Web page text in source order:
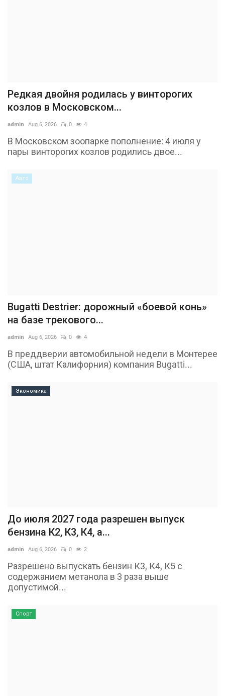
Редкая двойня родилась у винторогих
козлов в Московском...
admin Aug 6, 2026 0 4
В Московском зоопарке пополнение: 4 июля у
пары винторогих козлов родились двое...
Авто
Bugatti Destrier: дорожный «боевой конь»
на базе трекового...
admin Aug 6, 2026 0 4
В преддверии автомобильной недели в Монтерее
(США, штат Калифорния) компания Bugatti...
Экономика
До июля 2027 года разрешен выпуск
бензина К2, К3, К4, а...
admin Aug 6, 2026 0 2
Разрешено выпускать бензин К3, К4, К5 с
содержанием метанола в 3 раза выше
допустимой...
Спорт